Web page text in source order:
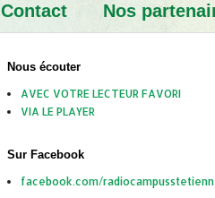
Contact Nos
Nous écouter
AVEC VOTRE LECTEUR FAVORI
VIA LE PLAYER
Sur Facebook
facebook.com/